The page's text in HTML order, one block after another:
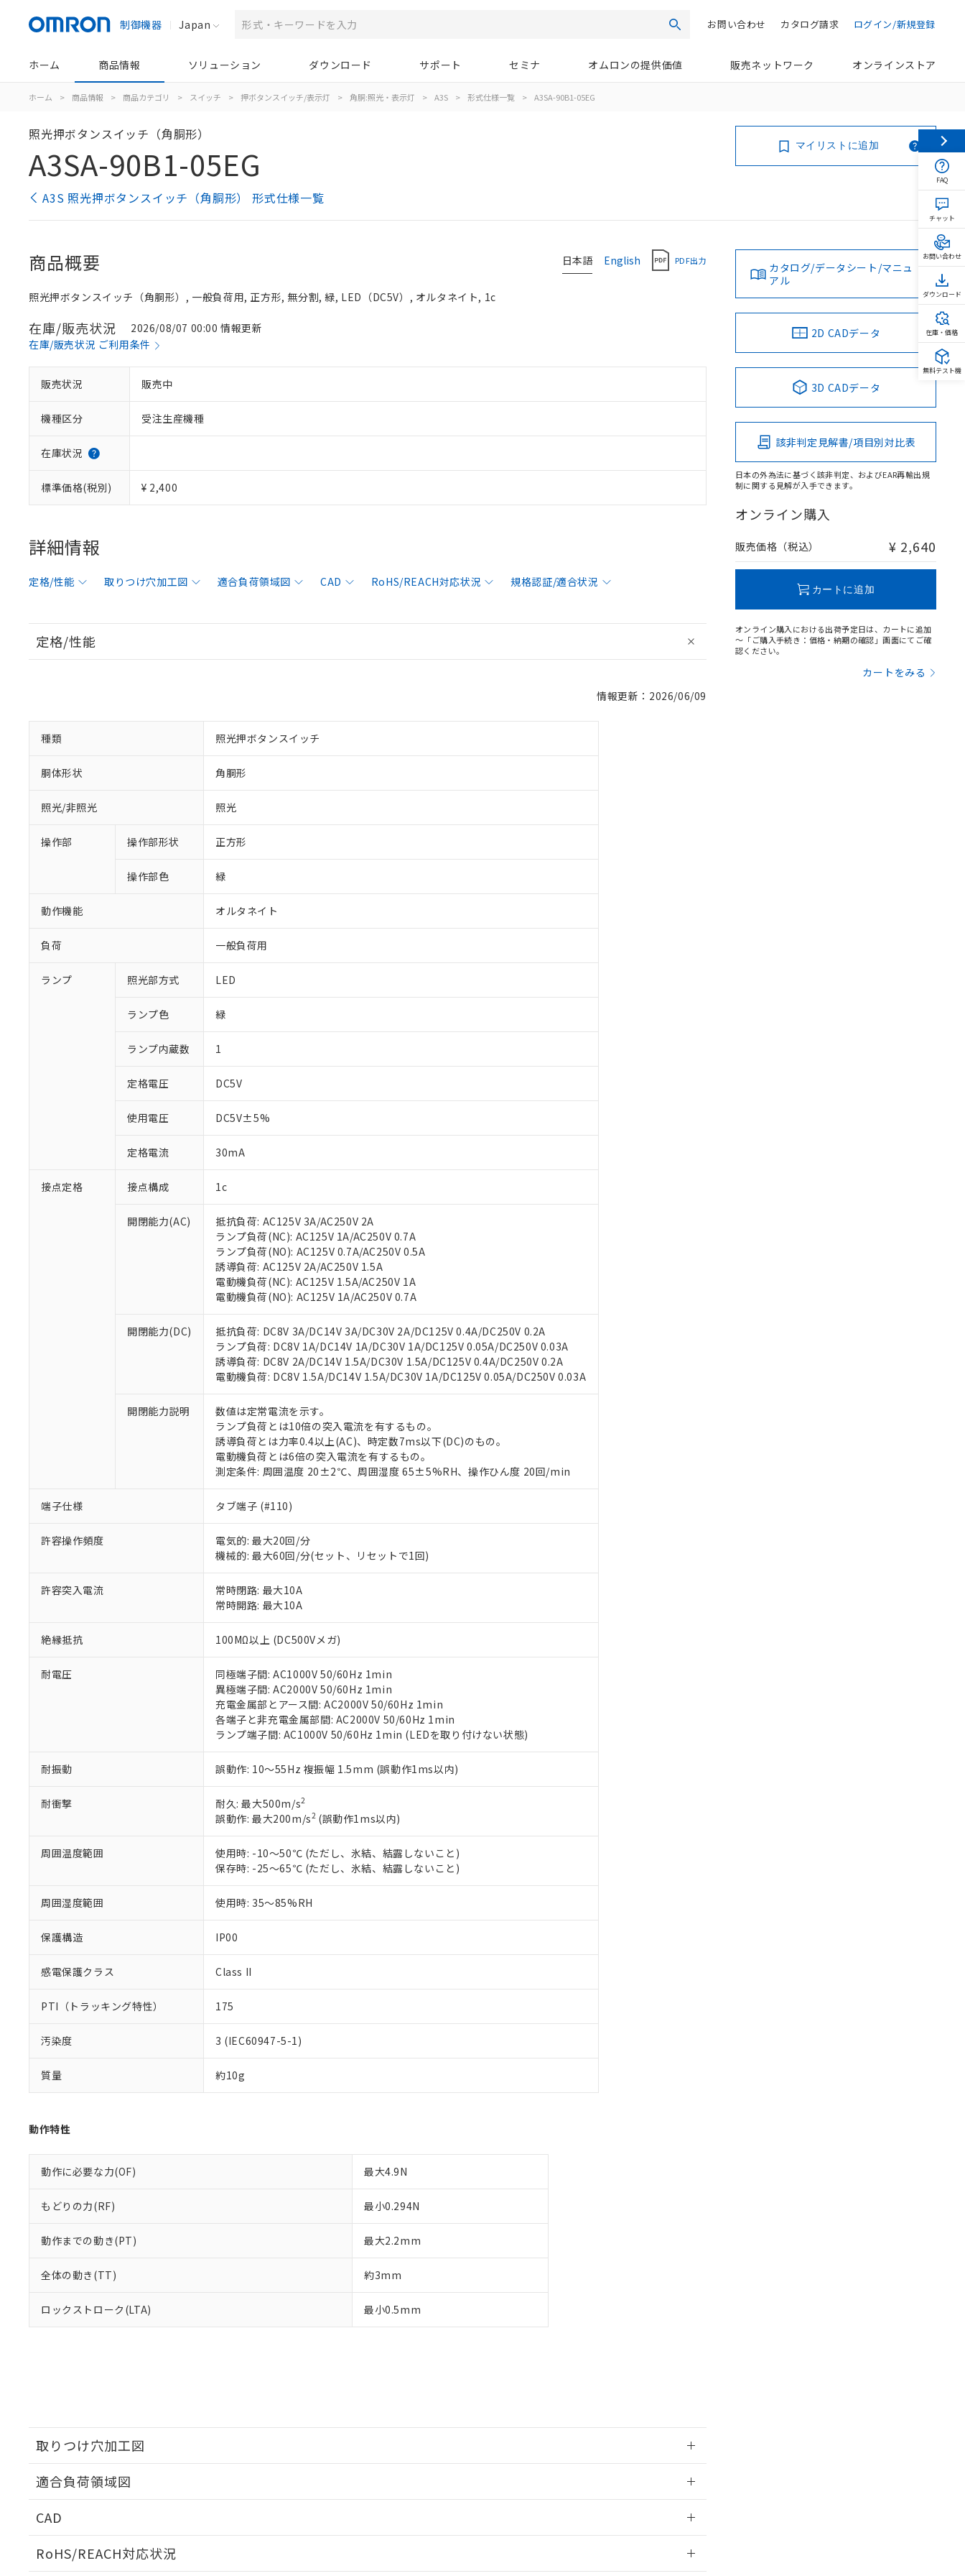
制御機器 Japan 検索 ログイン/新規登録
カタログ請求
お問い合わせ
ホーム 商品情報 ソリューション ダウンロード サポート セミナ オムロンの提供価値 販売ネットワーク オンラインストア
ホーム > 商品情報 > 商品カテゴリ > スイッチ > 押ボタンスイッチ/表示灯 > 角胴:照光・表示灯 > A3S > 形式仕様一覧 > A3SA-90B1-05EG
照光押ボタンスイッチ（角胴形）
A3SA-90B1-05EG
A3S 照光押ボタンスイッチ（角胴形） 形式仕様一覧
マイリストに追加
日本語 English PDF出力
商品概要
照光押ボタンスイッチ（角胴形）, 一般負荷用, 正方形, 無分割, 緑, LED（DC5V）, オルタネイト, 1c
在庫/販売状況
2026/08/07 00:00 情報更新
在庫/販売状況 ご利用条件
販売状況 販売中
機種区分 受注生産機種
在庫状況
標準価格(税別) ¥ 2,400
詳細情報
定格/性能 取りつけ穴加工図 適合負荷領域図 CAD RoHS/REACH対応状況 規格認証/適合状況
定格/性能
情報更新：2026/06/09
種類 照光押ボタンスイッチ
胴体形状 角胴形
照光/非照光 照光
操作部 操作部形状 正方形
操作部色 緑
動作機能 オルタネイト
負荷 一般負荷用
ランプ 照光部方式 LED
ランプ色 緑
ランプ内蔵数 1
定格電圧 DC5V
使用電圧 DC5V±5%
定格電流 30mA
接点定格 接点構成 1c
開閉能力(AC)
抵抗負荷: AC125V 3A/AC250V 2A
ランプ負荷(NC): AC125V 1A/AC250V 0.7A
ランプ負荷(NO): AC125V 0.7A/AC250V 0.5A
誘導負荷: AC125V 2A/AC250V 1.5A
電動機負荷(NC): AC125V 1.5A/AC250V 1A
電動機負荷(NO): AC125V 1A/AC250V 0.7A
開閉能力(DC)
抵抗負荷: DC8V 3A/DC14V 3A/DC30V 2A/DC125V 0.4A/DC250V 0.2A
ランプ負荷: DC8V 1A/DC14V 1A/DC30V 1A/DC125V 0.05A/DC250V 0.03A
誘導負荷: DC8V 2A/DC14V 1.5A/DC30V 1.5A/DC125V 0.4A/DC250V 0.2A
電動機負荷: DC8V 1.5A/DC14V 1.5A/DC30V 1A/DC125V 0.05A/DC250V 0.03A
開閉能力説明
数値は定常電流を示す。
ランプ負荷とは10倍の突入電流を有するもの。
誘導負荷とは力率0.4以上(AC)、時定数7ms以下(DC)のもの。
電動機負荷とは6倍の突入電流を有するもの。
測定条件: 周囲温度 20±2℃、周囲湿度 65±5%RH、操作ひん度 20回/min
端子仕様 タブ端子 (#110)
許容操作頻度
電気的: 最大20回/分
機械的: 最大60回/分(セット、リセットで1回)
許容突入電流
常時閉路: 最大10A
常時開路: 最大10A
絶縁抵抗 100MΩ以上 (DC500Vメガ)
耐電圧
同極端子間: AC1000V 50/60Hz 1min
異極端子間: AC2000V 50/60Hz 1min
充電金属部とアース間: AC2000V 50/60Hz 1min
各端子と非充電金属部間: AC2000V 50/60Hz 1min
ランプ端子間: AC1000V 50/60Hz 1min (LEDを取り付けない状態)
耐振動 誤動作: 10～55Hz 複振幅 1.5mm (誤動作1ms以内)
耐衝撃 耐久: 最大500m/s2
誤動作: 最大200m/s2(誤動作1ms以内)
周囲温度範囲
使用時: -10～50℃ (ただし、氷結、結露しないこと)
保存時: -25～65℃ (ただし、氷結、結露しないこと)
周囲湿度範囲 使用時: 35～85%RH
保護構造 IP00
感電保護クラス Class II
PTI（トラッキング特性） 175
汚染度 3 (IEC60947-5-1)
質量 約10g
動作特性
動作に必要な力(OF) 最大4.9N
もどりの力(RF) 最小0.294N
動作までの動き(PT) 最大2.2mm
全体の動き(TT) 約3mm
ロックストローク(LTA) 最小0.5mm
取りつけ穴加工図
適合負荷領域図
CAD
RoHS/REACH対応状況
カタログ/データシート/マニュ
アル
2D CADデータ
3D CADデータ
該非判定見解書/項目別対比表
日本の外為法に基づく該非判定、およびEAR再輸出規
制に関する見解が入手できます。
オンライン購入
販売価格（税込） ¥ 2,640
カートに追加
オンライン購入における出荷予定日は、カートに追加
～「ご購入手続き：価格・納期の確認」画面にてご確
認ください。
カートをみる
ご利用条件
以下の条件をお読みいただき、同意のうえご利用ください。
本サービスは、当社制御機器事業取扱商品の当社在庫状況および標準価格(税抜)を提供させていただ
当社制御機器事業取扱商品の中には、本サービスの対象外となる商品もあることをご了承ください。
在庫状況および標準価格照会結果は、記載している更新日時点での社内データに基づき作成されるも
のであり、閲覧された時点での実際の在庫および標準価格とは異なる場合があることをご了承くださ
い。
正式な納期状況および標準価格はお客様のお取引先、またはお客様担当のオムロン制御機器販売店・
当社販売員にご相談ください。
オムロン制御機器販売店や当社販売拠点は「
マイパーツ機能（部品リスト作成サービス）をご利用いただくには、I-Webメンバーズにご登録され
ている必要があります。
お客様が当ウェブサイト上で当社にご登録された部品リストについて、当社および当社の共同利用者
が、当社の製品・サービスに関するお客様との取引・商談に必要な範囲で利用することをご了承くだ
さい。
※当社の共同利用者とは、 "個人情報の共同利用に関して"
いる法人を指します。
※1 対応状況
対応済み：EU RoHS指令（10物質）の非含有に対応した製品が提供可能な商品です。
対応予定：EU RoHS指令（10物質）の非含有に対応した製品に切り替える予定のある商品です。
調査・確認中：EU RoHS指令（10物質）の非含有の対応状況を調査中または確認中の商品です。
非該当品：ライセンス料など無形物で、有害物質有無と関係のない商品です。
仕入先様の事情により、非含有部品としていたものが、含有品と判明した場合などやむを得ず変更すること
があります。
*EU RoHS指令（10物質）：
鉛(Pb) 1000ppm以下、 水銀(Hg) 1000ppm以下、 カドミウム(Cd) 100ppm以下、
六価クロム(Cr(Ⅵ)) 1000ppm以下、ポリ臭化ビフェニル類(PBB) 1000ppm以下、ポリ臭化ジフェニルエーテル類(PBDE) 1000ppm以下、
フタル酸ビス(2-エチルヘキシル) (DEHP)(別名：DOP) 1000ppm以下、フタル酸ブチルベンジル（BBP） 1000ppm以下、フタル酸ジブチ
ル（DBP） 1000ppm以下、フタル酸ジイソブチル (DIBP) 1000ppm以下
但し、RoHS指令で産業用監視および制御機器に対する適用除外項目は除く。
フタル酸エステル類の４物質については閾値を超える意図的な使用がないことを確認しています。
※2 対応予定月
※3 非含有証明書ダウンロード
下記の非含有証明書をダウンロードすることができます。
EU RoHS指令（10物質）の非含有証明書
51物質の非含有証明書（当社基準）
※本証明書は発行日時点で非含有を証明するもので、過去に遡って非含有を証明するものではありません。
また、RoHS指令のフタル酸エステル類４物質の対応では、対応完了までの期間は出荷製品に未対応品が
混在することから備考欄に対応日を記載しておりました。
既に当社にて対応品への在庫切替を完了していることから、特段のことがない限り、2022年1月12日よ
り割愛しております。
※1 中国RoHS○×表
「○」：最大均質材料含有率が中国RoHSの基準値以下であることを示します。
「×」：最大均質材料含有率が中国RoHSの基準値を超えていることを示します。
「－」：未確認です。当社販売部門へお問い合わせください。
Cr(Ⅵ)(六価クロム) : 1000ppm、 PBBs(ポリ臭化ビフェニル類) : 1000ppm、 PBDEs(ポリ臭化ジフェニルエーテル類) : 1000ppm、
DBP(フタル酸ジブチル) : 1000ppm、 DIBP(フタル酸ジイソブチル) : 1000ppm、 BBP(フタル酸ブチルベンジル) : 1000ppm、
DEHP(フタル酸ビス(2-エチルヘキシル)) : 1000ppm
※2 環境保護使用期限
「ｅ」：有害物質（10物質）のすべてが基準値以下であることを示します。
「10」：通常の使用状況下において有害物質が外部に漏えいし、環境に深刻な影響を及ぼさない年数を意
「－」：未確認です。当社販売部門へお問い合わせください。
当社は、これら貴社製品のうち、外国為替および外国貿易法に定める商品（以下｢規制貨物等」とい
などの必要な手続きをとります。
当社は規制貨物を破棄する場合は、完全に破砕するなど、違法に輸出されないよう必要な手段を講じ
ます。
当社は貴社製品を、核兵器、ミサイル、化学兵器、生物兵器またはその他武器並びにこれらの製造装
置等に一切使用いたしません。
当社は、貴社製品を第三者に販売する場合は、上記1、2および3の内容を当該第三者に通知します。
また当社は、販売先および販売に係わる関係者が違法に輸出するおそれがある場合は、取り引きをい
合意する
記
説明
○ 一定数以上の在庫あり
△ 一定数には満たないが在庫あり
－
在庫なし(最新の在庫状況については、お客様のお取引先、またはお客様担当のオムロン制御
機器販売店・当社販売員にご確認ください)
空
白
受注生産機種、また在庫状況の情報を公開していない機種
FAQ
チャット
お問い合わせ
ダウンロード
在庫・価格
無料テスト機